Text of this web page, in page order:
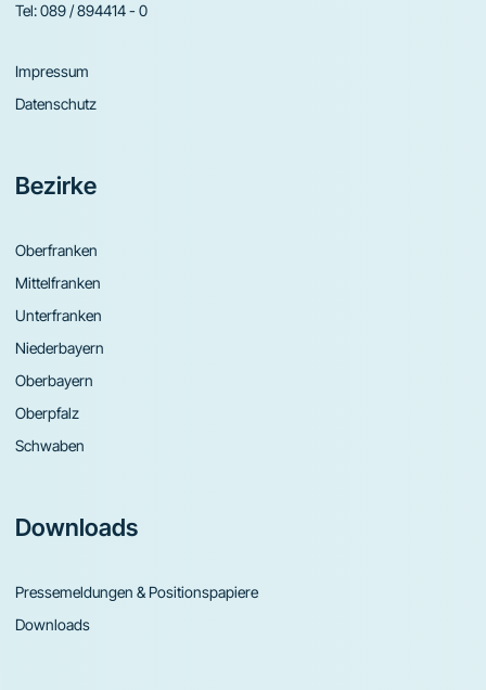
Tel:089 / 894414 - 0
Impressum
Datenschutz
Bezirke
Oberfranken
Mittelfranken
Unterfranken
Niederbayern
Oberbayern
Oberpfalz
Schwaben
Downloads
Pressemeldungen & Positionspapiere
Downloads